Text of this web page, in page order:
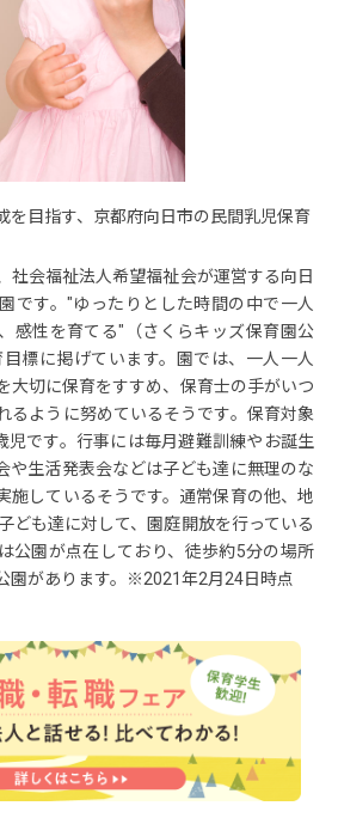
を目指す、京都府向日市の民間乳児保育
社会福祉法人希望福祉会が運営する向日
です。"ゆったりとした時間の中で一人
感性を育てる"（さくらキッズ保育園公
標に掲げています。園では、一人一人
大切に保育をすすめ、保育士の手がいつ
るように努めているそうです。保育対象
児です。行事には毎月避難訓練やお誕生
や生活発表会などは子ども達に無理のな
施しているそうです。通常保育の他、地
ども達に対して、園庭開放を行っている
公園が点在しており、徒歩約5分の場所
園があります。※2021年2月24日時点